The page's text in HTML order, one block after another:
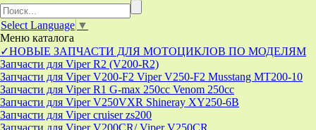
Select Language ▼
Меню каталога
✓НОВЫЕ ЗАПЧАСТИ ДЛЯ МОТОЦИКЛОВ ПО МОДЕЛЯМ
Запчасти для Viper R2 (V200-R2)
Запчасти для Viper V200-F2 Viper V250-F2 Musstang MT200-10
Запчасти для Viper R1 G-max 250cc Venom 250cc
Запчасти для Viper V250VXR Shineray XY250-6B
Запчасти для Viper cruiser zs200